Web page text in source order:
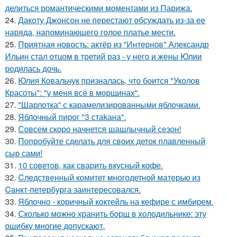
делиться романтическими моментами из Парижа.
24. Дакоту Джонсон не перестают обсуждать из-за ее
наряда, напоминающего голое платье мести.
25. Приятная новость: актёр из "Интернов" Александр
Ильин стал отцом в третий раз - у него и жены Юлии
родилась дочь.
26. Юлия Ковальчук призналась, что боится "Уколов
Красоты": "у меня всё в морщинах".
27. "Шарлотка" с карамелизированными яблочками.
28. Яблочный пирог "3 стаkана".
29. Совсем скоро начнется шашлычный сезон!
30. Попробуйте сделать для своих деток плавленный
сыр сами!
31. 10 советов, как сварить вкусный кофе.
32. Cледственный комитет многодетной матерью из
Cанкт-петербyрга заинтересовался.
33. Яблочно - коричный коктейль на кефире с имбирем.
34. Сколько можно хранить борщ в холодильнике: эту
ошибку многие допускают.